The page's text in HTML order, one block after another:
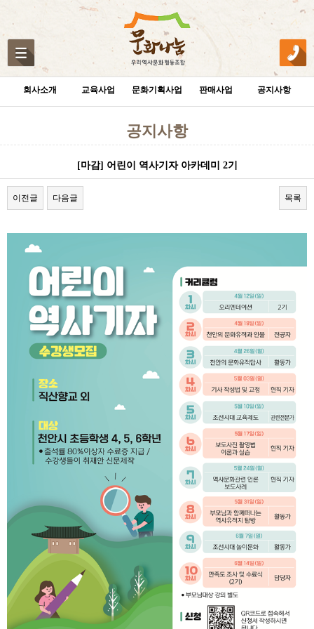
회사소개 교육사업 문화기획사업 판매사업 공지사항
공지사항
[마감] 어린이 역사기자 아카데미 2기
이전글 다음글 목록
본문